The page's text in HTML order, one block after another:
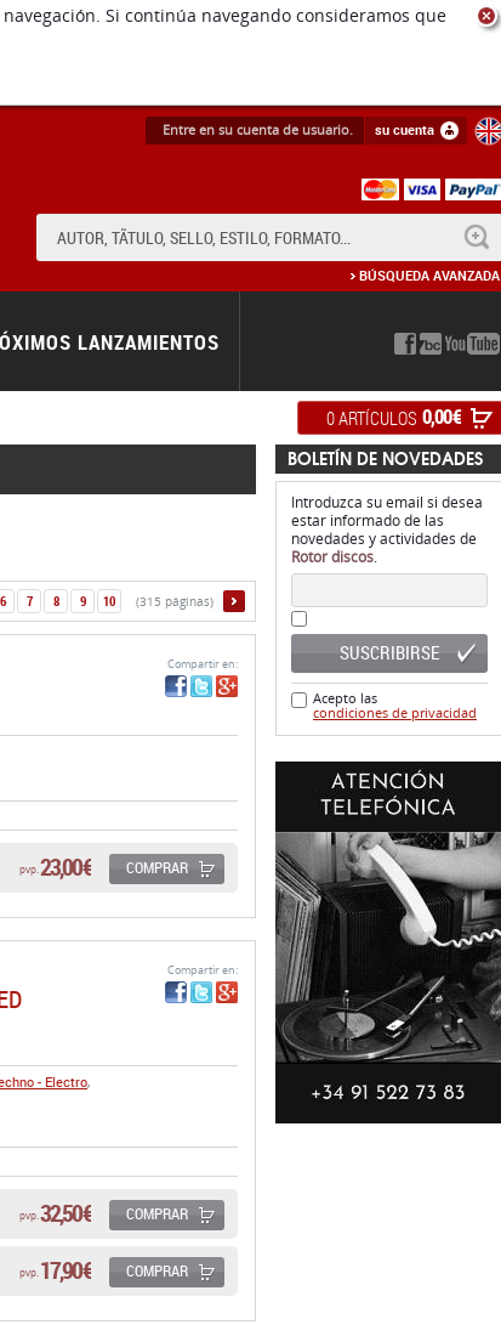
Si continúa navegando consideramos que
Entre en su cuenta de usuario. su cuenta
BÚSQUEDA AVANZADA
0 ARTÍCULOS 0,00 €
LANZAMIENTOS
6 7 8 9 10 (315 páginas)
Compartir en:
pvp. 23,00 € COMPRAR
- Electro,
Compartir en:
pvp. 32,50 € COMPRAR
pvp. 17,90 € COMPRAR
BOLETÍN DE NOVEDADES
Introduzca su email si desea
estar informado de las
novedades y actividades de
Rotor discos.
SUSCRIBIRSE
Acepto las
condiciones de privacidad